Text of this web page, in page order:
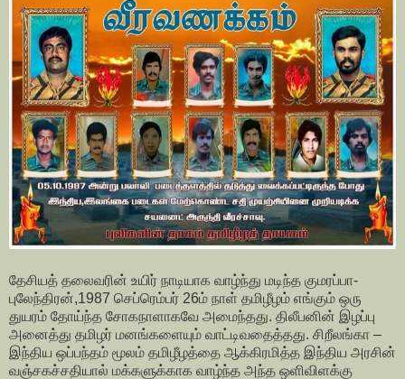
தேசியத் தலைவரின் உயிர் நாடியாக வாழ்ந்து மடிந்த குமரப்பா-
புலேந்திரன்,1987 செப்ரெம்பர் 26ம் நாள் தமிழீழம் எங்கும் ஒரு
துயரம் தோய்ந்த சோகநாளாகவே அமைந்தது. திலீபனின் இழப்பு
அனைத்து தமிழர் மனங்களையும் வாட்டிவதைத்தது. சிறீலங்கா –
இந்திய ஒப்பந்தம் மூலம் தமிழீழத்தை ஆக்கிரமித்த இந்திய அரசின்
வஞ்சகச்சதியால் மக்களுக்காக வாழ்ந்த அந்த ஒளிவிளக்கு